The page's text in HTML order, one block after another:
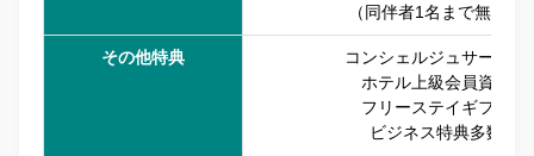
（同伴者1名まで無料）
その他特典
コンシェルジュサービス
ホテル上級会員資格
フリーステイギフト
ビジネス特典多数